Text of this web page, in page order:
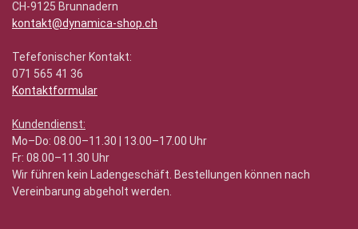
CH-9125 Brunnadern
kontakt@dynamica-shop.ch
Tefefonischer Kontakt:
071 565 41 36
Kontaktformular
Kundendienst:
Mo–Do: 08.00–11.30 | 13.00–17.00 Uhr
Fr: 08.00–11.30 Uhr
Wir führen kein Ladengeschäft. Bestellungen können nach
Vereinbarung abgeholt werden.